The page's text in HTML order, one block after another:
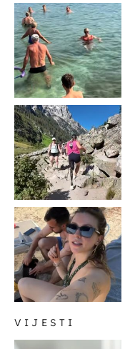
VIJESTI